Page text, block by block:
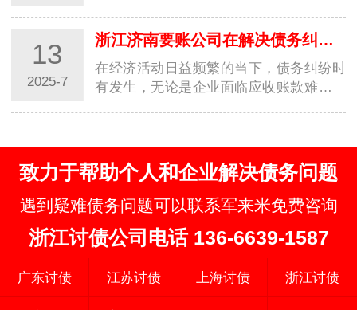
择。这类…
13
2025-7
浙江济南要账公司在解决债务纠纷方面发挥着重要作用
在经济活动日益频繁的当下，债务纠纷时
有发生，无论是企业面临应收账款难以收
致力于帮助个人和企业解决债务问题
遇到疑难债务问题可以联系军来米免费咨询
浙江讨债公司电话 136-6639-1587
广东讨债 江苏讨债 上海讨债 浙江讨债